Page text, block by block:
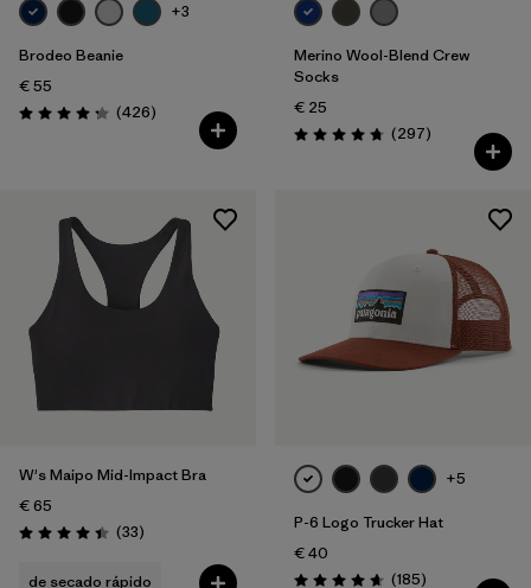
+3
Brodeo Beanie
€ 55
Puntuación: 4.3 / 5
(426Reseñas
)
Merino Wool-Blend Crew
Socks
€ 25
Puntuación: 4.7 / 5
(297Reseñas
)
W's Maipo Mid-Impact Bra
€ 65
Puntuación: 4.4 / 5
(33Reseñas
)
de secado rápido
+5
P-6 Logo Trucker Hat
€ 40
(185Reseñas
)